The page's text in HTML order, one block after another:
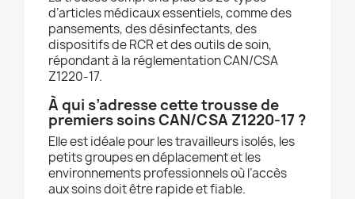
d’articles médicaux essentiels, comme des
pansements, des désinfectants, des
dispositifs de RCR et des outils de soin,
répondant à la réglementation CAN/CSA
Z1220-17.
À qui s’adresse cette trousse de
premiers soins CAN/CSA Z1220-17 ?
Elle est idéale pour les travailleurs isolés, les
petits groupes en déplacement et les
environnements professionnels où l’accès
aux soins doit être rapide et fiable.